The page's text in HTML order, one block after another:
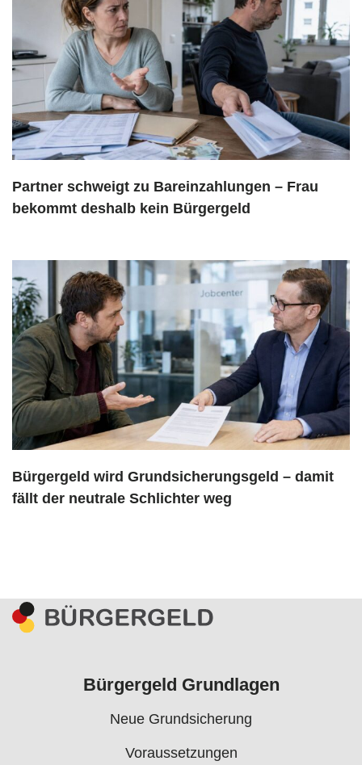
Partner schweigt zu Bareinzahlungen – Frau
bekommt deshalb kein Bürgergeld
Bürgergeld wird Grundsicherungsgeld – damit
fällt der neutrale Schlichter weg
Bürgergeld Grundlagen
Neue Grundsicherung
Voraussetzungen